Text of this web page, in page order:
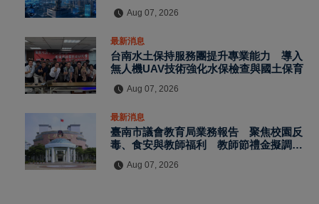
Aug 07, 2026
最新消息
台南水土保持服務團提升專業能力 導入
無人機UAV技術強化水保檢查與國土保育
Aug 07, 2026
最新消息
臺南市議會教育局業務報告 聚焦校園反
毒、食安與教師福利 教師節禮金擬調升
Aug 07, 2026